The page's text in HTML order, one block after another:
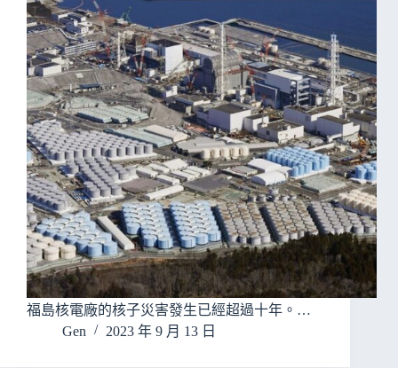
福島核電廠的核子災害發生已經超過十年。…
Gen
2023 年 9 月 13 日